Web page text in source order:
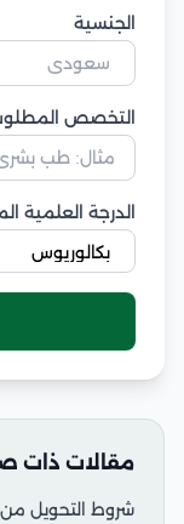
الجنسية
التخصص
الدرجة العلمية
مقالات ذات
شروط التحويل من